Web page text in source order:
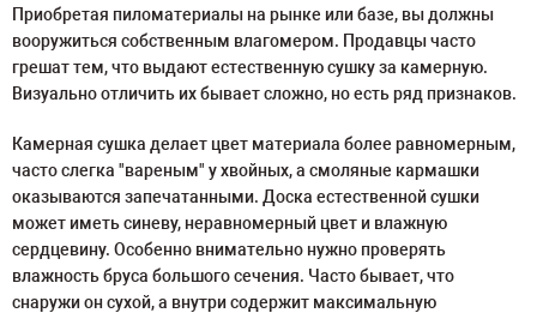
Приобретая пиломатериалы на рынке или базе, вы должны
вооружиться собственным влагомером. Продавцы часто
грешат тем, что выдают естественную сушку за камерную.
Визуально отличить их бывает сложно, но есть ряд признаков.
Камерная сушка делает цвет материала более равномерным,
часто слегка "вареным" у хвойных, а смоляные кармашки
оказываются запечатанными. Доска естественной сушки
может иметь синеву, неравномерный цвет и влажную
сердцевину. Особенно внимательно нужно проверять
влажность бруса большого сечения. Часто бывает, что
снаружи он сухой, а внутри содержит максимальную